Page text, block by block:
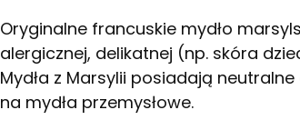
Oryginalne francuskie mydło
alergicznej, delikatnej (np. skóra
Mydła z Marsylii posiadają
na mydła przemysłowe.